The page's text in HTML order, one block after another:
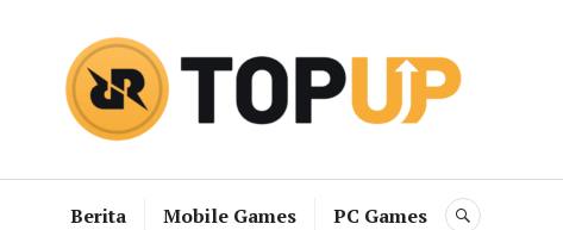
RRQ Topup Blog
Berita Mobile Games PC Games SEARCH